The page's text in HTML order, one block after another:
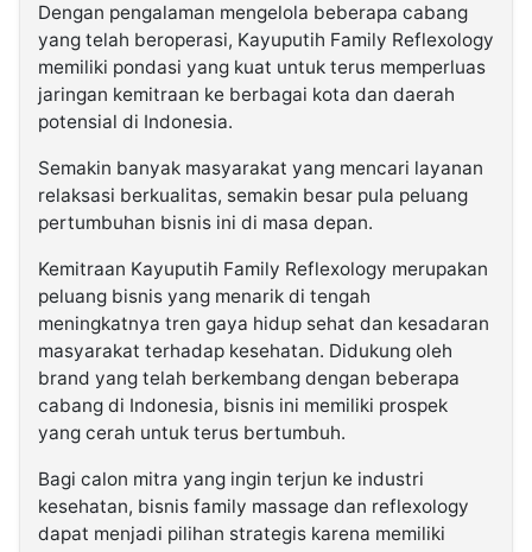
Dengan pengalaman mengelola beberapa cabang
yang telah beroperasi, Kayuputih Family Reflexology
memiliki pondasi yang kuat untuk terus memperluas
jaringan kemitraan ke berbagai kota dan daerah
potensial di Indonesia.
Semakin banyak masyarakat yang mencari layanan
relaksasi berkualitas, semakin besar pula peluang
pertumbuhan bisnis ini di masa depan.
Kemitraan Kayuputih Family Reflexology merupakan
peluang bisnis yang menarik di tengah
meningkatnya tren gaya hidup sehat dan kesadaran
masyarakat terhadap kesehatan. Didukung oleh
brand yang telah berkembang dengan beberapa
cabang di Indonesia, bisnis ini memiliki prospek
yang cerah untuk terus bertumbuh.
Bagi calon mitra yang ingin terjun ke industri
kesehatan, bisnis family massage dan reflexology
dapat menjadi pilihan strategis karena memiliki